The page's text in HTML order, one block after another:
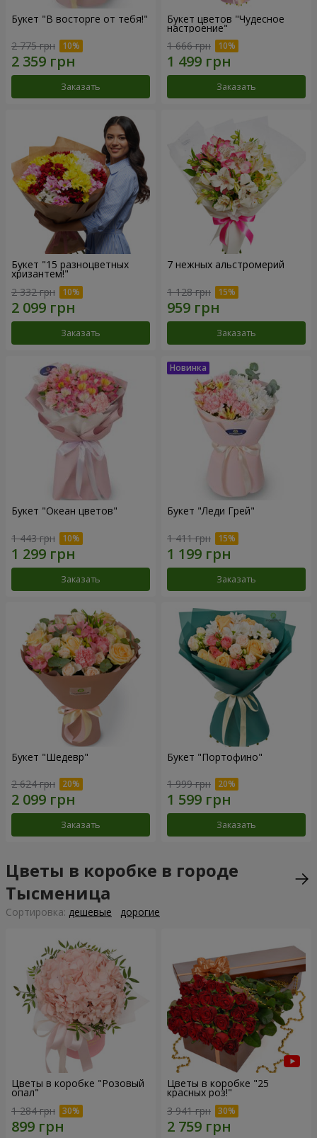
Букет "В восторге от тебя!"
2 775 грн
Заказать
Букет цветов "Чудесное
настроение"
1 666 грн
Заказать
Букет "15 разноцветных
хризантем!"
2 332 грн
Заказать
7 нежных альстромерий
1 128 грн
Заказать
Букет "Океан цветов"
1 443 грн
Заказать
Букет "Леди Грей"
1 411 грн
Заказать
Букет "Шедевр"
2 624 грн
Заказать
Букет "Портофино"
1 999 грн
Заказать
Цветы в коробке в городе
Тысменица
Cортировка: дешевые дорогие
Цветы в коробке "Розовый
опал"
1 284 грн
Цветы в коробке "25
красных роз!"
3 941 грн